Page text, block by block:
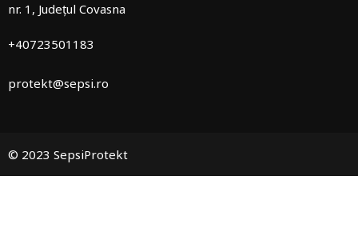
nr. 1, Județul Covasna
+40723501183
protekt@sepsi.ro
© 2023 SepsiProtekt